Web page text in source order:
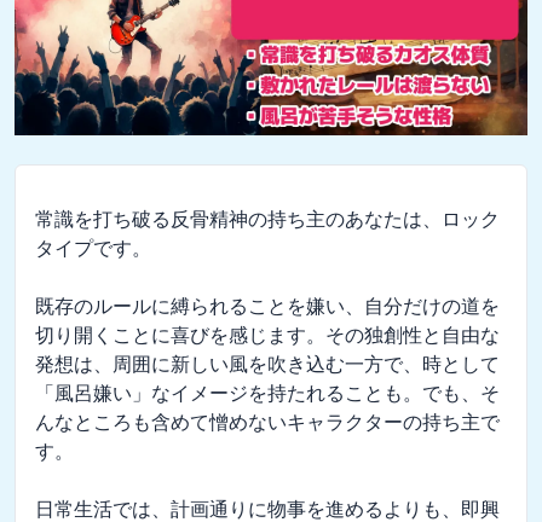
常識を打ち破る反骨精神の持ち主のあなたは、ロック
タイプです。
既存のルールに縛られることを嫌い、自分だけの道を
切り開くことに喜びを感じます。その独創性と自由な
発想は、周囲に新しい風を吹き込む一方で、時として
「風呂嫌い」なイメージを持たれることも。でも、そ
んなところも含めて憎めないキャラクターの持ち主で
す。
日常生活では、計画通りに物事を進めるよりも、即興